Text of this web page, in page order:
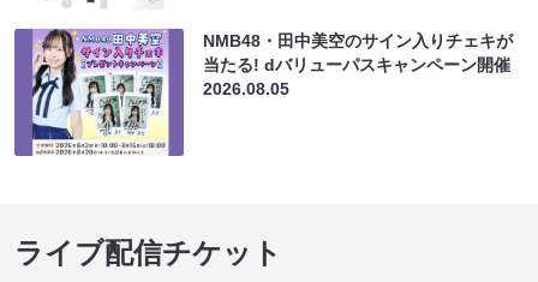
NMB48・田中美空のサイン入りチェキが
当たる! dバリューパスキャンペーン開催
2026.08.05
ライブ配信チケット